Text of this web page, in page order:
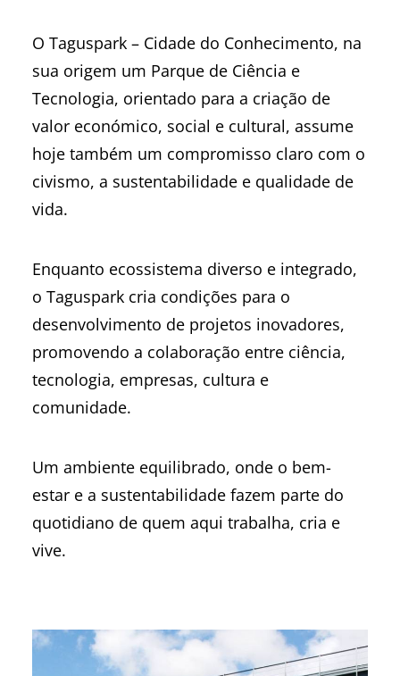
O Taguspark – Cidade do Conhecimento, na
sua origem um Parque de Ciência e
Tecnologia, orientado para a criação de
valor económico, social e cultural, assume
hoje também um compromisso claro com o
civismo, a sustentabilidade e qualidade de
vida.
Enquanto ecossistema diverso e integrado,
o Taguspark cria condições para o
desenvolvimento de projetos inovadores,
promovendo a colaboração entre ciência,
tecnologia, empresas, cultura e
comunidade.
Um ambiente equilibrado, onde o bem-
estar e a sustentabilidade fazem parte do
quotidiano de quem aqui trabalha, cria e
vive.